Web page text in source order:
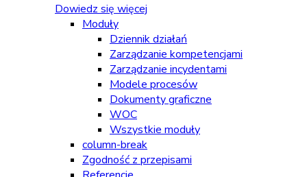
Dowiedz się więcej
Moduły
Dziennik działań
Zarządzanie kompetencjami
Zarządzanie incydentami
Modele procesów
Dokumenty graficzne
WOC
Wszystkie moduły
column-break
Zgodność z przepisami